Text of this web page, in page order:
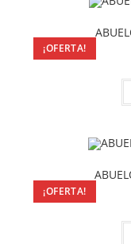
¡OFERTA!
¡OFERTA!